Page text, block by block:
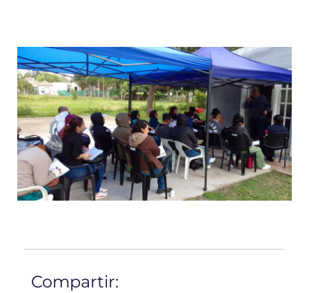
Compartir: